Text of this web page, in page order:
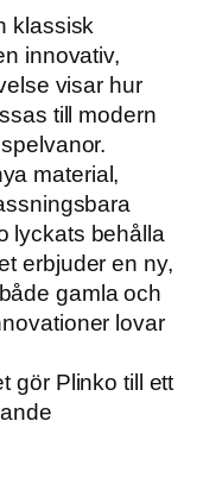
klassisk
innovativ,
visar hur
till modern
material,
lyckats behålla
erbjuder en ny,
gamla och
lovar
gör Plinko till ett